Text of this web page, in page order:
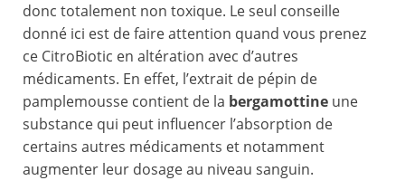
donc totalement non toxique. Le seul conseille
donné ici est de faire attention quand vous prenez
ce CitroBiotic en altération avec d’autres
médicaments. En effet, l’extrait de pépin de
pamplemousse contient de la bergamottine une
substance qui peut influencer l’absorption de
certains autres médicaments et notamment
augmenter leur dosage au niveau sanguin.